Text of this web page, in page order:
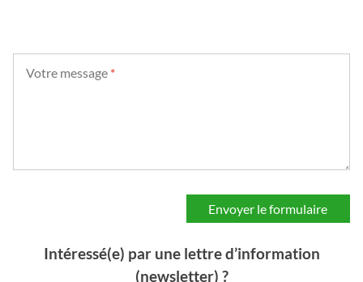
Votre message *
Intéressé(e) par une lettre d’information
(newsletter) ?